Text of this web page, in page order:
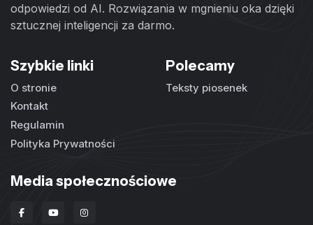
odpowiedzi od AI. Rozwiązania w mgnieniu oka dzięki
sztucznej inteligencji za darmo.
Szybkie linki
O stronie
Kontakt
Regulamin
Polityka Prywatności
Polecamy
Teksty piosenek
Media społecznościowe